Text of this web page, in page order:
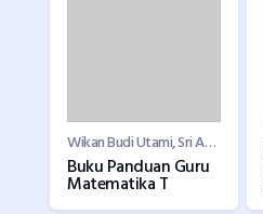
Wikan Budi Utami, Sri Adi Widodo, Fitria Sulistyowati
Buku Panduan Guru
Matematika T